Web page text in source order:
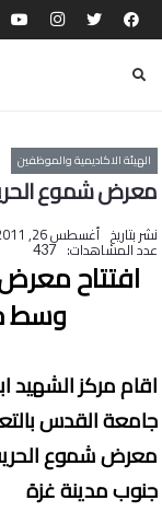
الهيئة الاكاديمية والموظفين
معرض شموع
نشر بتاريخ أغسطس 26, 2011
عدد المشاهدات: 437
افتتاح
وسط
اقام مركز الشهيد
جامعة القدس
معرض شموع
جنوب مدينة غزة